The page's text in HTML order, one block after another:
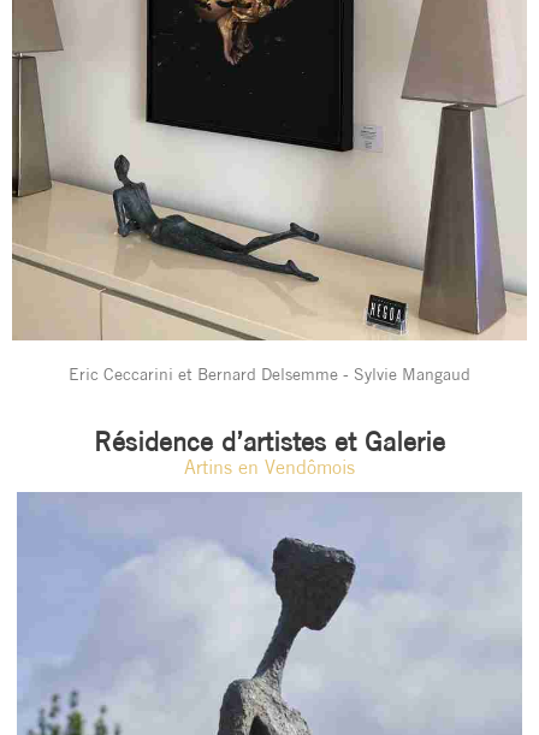
Eric Ceccarini et Bernard Delsemme - Sylvie Mangaud
Résidence d’artistes et Galerie
Artins en Vendômois